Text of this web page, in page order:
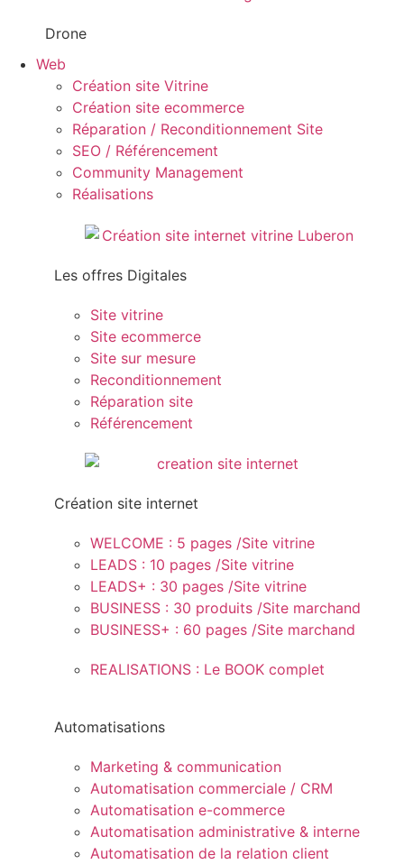
Drone
Web
Création site Vitrine
Création site ecommerce
Réparation / Reconditionnement Site
SEO / Référencement
Community Management
Réalisations
Les offres Digitales
Site vitrine
Site ecommerce
Site sur mesure
Reconditionnement
Réparation site
Référencement
Création site internet
WELCOME : 5 pages /Site vitrine
LEADS : 10 pages /Site vitrine
LEADS+ : 30 pages /Site vitrine
BUSINESS : 30 produits /Site marchand
BUSINESS+ : 60 pages /Site marchand
REALISATIONS : Le BOOK complet
Automatisations
Marketing & communication
Automatisation commerciale / CRM
Automatisation e-commerce
Automatisation administrative & interne
Automatisation de la relation client